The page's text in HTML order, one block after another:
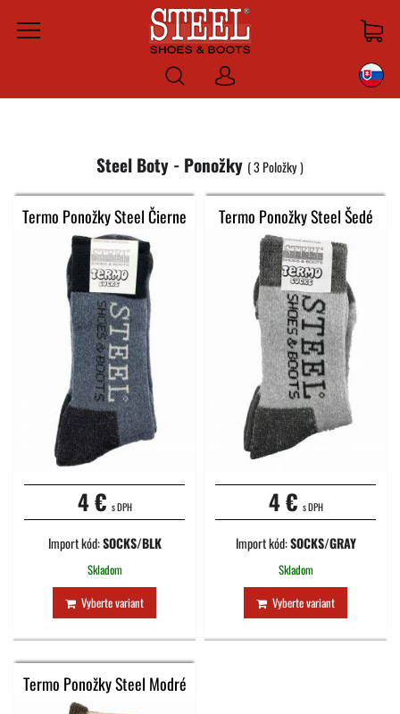
Menu
Prihlásiť
sa
Steel Boty - Ponožky 3Položky
Termo Ponožky Steel Čierne
4 € s DPH
Import kód:SOCKS/BLK
Skladom
Vyberte variant
Termo Ponožky Steel Šedé
4 € s DPH
Import kód:SOCKS/GRAY
Skladom
Vyberte variant
Termo Ponožky Steel Modré